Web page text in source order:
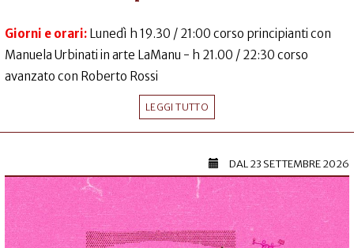
Giorni e orari: Lunedì h 19.30 / 21:00 corso principianti con
Manuela Urbinati in arte LaManu - h 21.00 / 22:30 corso
avanzato con Roberto Rossi
LEGGI TUTTO
DAL23 SETTEMBRE 2026